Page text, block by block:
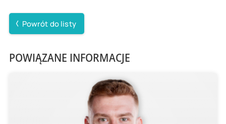
Powrót do listy
POWIĄZANE INFORMACJE